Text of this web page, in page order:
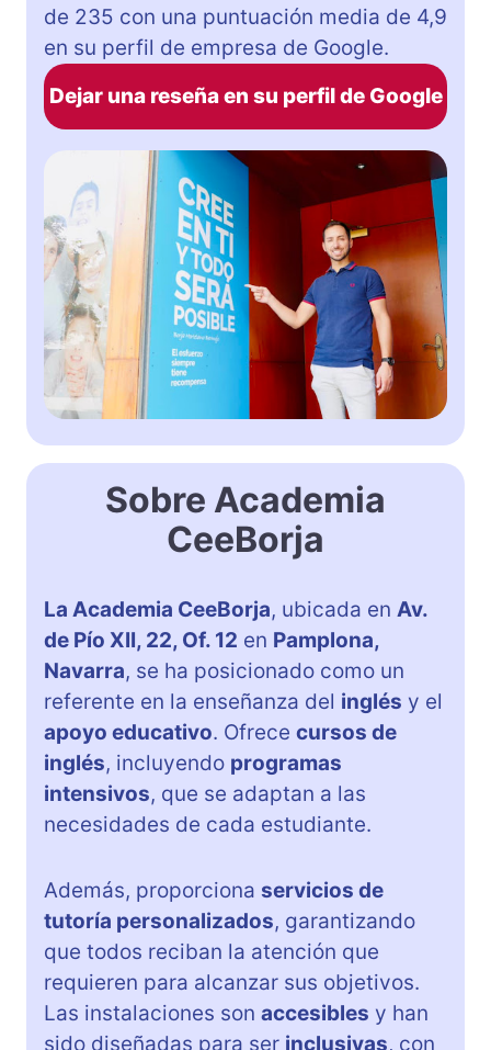
de 235 con una puntuación media de 4,9
en su perfil de empresa de Google.
Dejar una reseña en su perfil de Google
Sobre Academia
CeeBorja
La Academia CeeBorja, ubicada en Av.
de Pío XII, 22, Of. 12 en Pamplona,
Navarra, se ha posicionado como un
referente en la enseñanza del inglés y el
apoyo educativo. Ofrece cursos de
inglés, incluyendo programas
intensivos, que se adaptan a las
necesidades de cada estudiante.
Además, proporciona servicios de
tutoría personalizados, garantizando
que todos reciban la atención que
requieren para alcanzar sus objetivos.
Las instalaciones son accesibles y han
sido diseñadas para ser inclusivas, con